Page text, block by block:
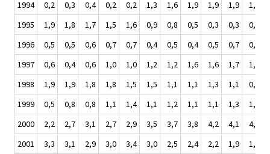
1994
0,2 0,3 0,4 0,2 0,2 1,3 1,6 1,9 1,9 1,9 1,7
1995
1,9 1,8 1,7 1,5 1,6 0,9 0,8 0,5 0,3 0,3 0,3
1996
0,5 0,5 0,6 0,7 0,7 0,4 0,5 0,4 0,5 0,7 0,7
1997
0,6 0,4 0,6 1,0 1,0 1,2 1,2 1,6 1,6 1,7 1,9
1998
1,9 1,9 1,8 1,8 1,5 1,5 1,1 1,1 1,3 1,1 0,9
1999
0,5 0,8 0,8 1,1 1,4 1,1 1,2 1,1 1,1 1,3 1,6
2000
2,2 2,7 3,1 2,7 2,9 3,5 3,7 3,8 4,2 4,1 4,0
2001
3,3 3,1 2,9 3,0 3,4 3,0 2,5 2,4 2,2 1,9 1,6